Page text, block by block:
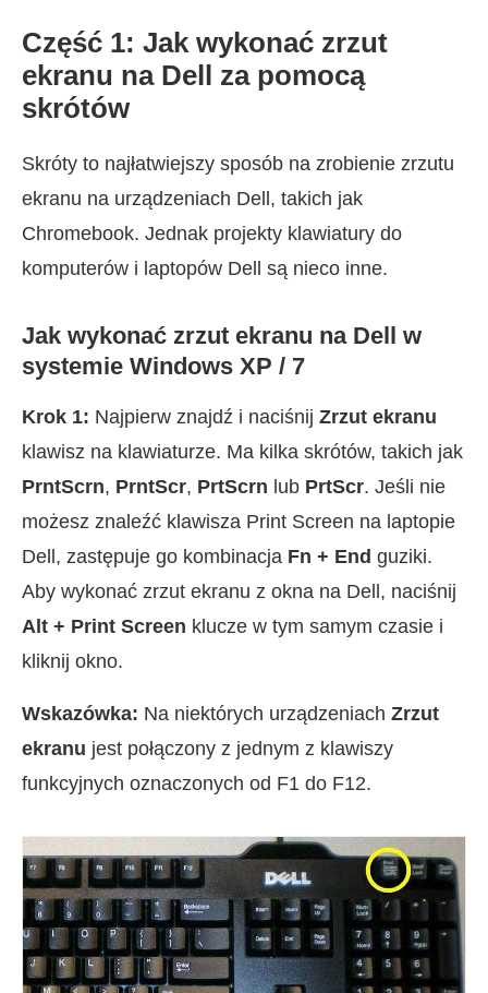
Część 1: Jak wykonać zrzut
ekranu na Dell za pomocą
skrótów
Skróty to najłatwiejszy sposób na zrobienie zrzutu
ekranu na urządzeniach Dell, takich jak
Chromebook. Jednak projekty klawiatury do
komputerów i laptopów Dell są nieco inne.
Jak wykonać zrzut ekranu na Dell w
systemie Windows XP / 7
Krok 1: Najpierw znajdź i naciśnij Zrzut ekranu
klawisz na klawiaturze. Ma kilka skrótów, takich jak
PrntScrn, PrntScr, PrtScrn lub PrtScr. Jeśli nie
możesz znaleźć klawisza Print Screen na laptopie
Dell, zastępuje go kombinacja Fn + End guziki.
Aby wykonać zrzut ekranu z okna na Dell, naciśnij
Alt + Print Screen klucze w tym samym czasie i
kliknij okno.
Wskazówka: Na niektórych urządzeniach Zrzut
ekranu jest połączony z jednym z klawiszy
funkcyjnych oznaczonych od F1 do F12.